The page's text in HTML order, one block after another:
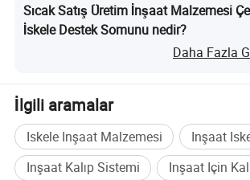
Sıcak Satış Üretim İnşaat Malzemesi
İskele Destek Somunu nedir?
Daha Fazla
İlgili aramalar
Iskele Inşaat Malzemesi
Inşaat
Inşaat Kalıp Sistemi
Inşaat Için